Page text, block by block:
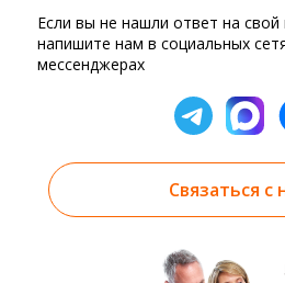
Если вы не нашли ответ на свой
напишите нам в социальных
мессенджерах
Связаться с